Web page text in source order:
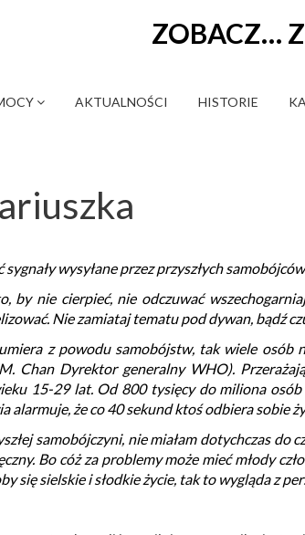
ZOBACZ…
AKTUALNOŚCI HISTORIE
wysyłane przez przyszłych
nie cierpieć, nie odczuwać
Nie zamiataj tematu pod dywan, bądź
z powodu samobójstw, tak wiele
Chan Dyrektor generalny WHO).
15-29 lat. Od 800 tysięcy do miliona
alarmuje, że co 40 sekund ktoś odbiera sobie
samobójczyni, nie miałam dotychczas
Bo cóż za problemy może mieć młody
się sielskie i słodkie życie, tak to wygląda z